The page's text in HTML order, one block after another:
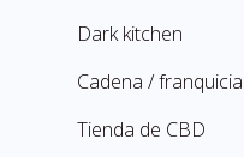
Dark kitchen
Cadena / franquicia
Tienda de CBD